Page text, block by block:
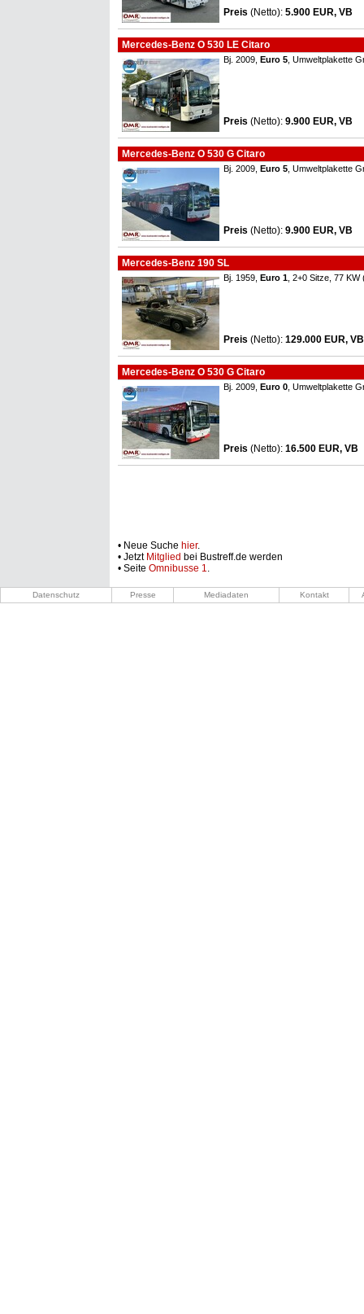
Preis (Netto): 5.900 EUR, VB
Mercedes-Benz O 530 LE Citaro
Bj. 2009, Euro 5 , Umweltplakette
Preis (Netto): 9.900 EUR, VB
Mercedes-Benz O 530 G Citaro
Bj. 2009, Euro 5 , Umweltplakette
Preis (Netto): 9.900 EUR, VB
Mercedes-Benz 190 SL
Bj. 1959, Euro 1 , 2+0 Sitze, 77
Preis (Netto): 129.000 EUR, VB
Mercedes-Benz O 530 G Citaro
Bj. 2009, Euro 0 , Umweltplakette
Preis (Netto): 16.500 EUR, VB
• Neue Suche hier.
• Jetzt Mitglied bei Bustreff.de werden
• Seite Omnibusse 1.
Datenschutz Presse Mediadaten Kontakt